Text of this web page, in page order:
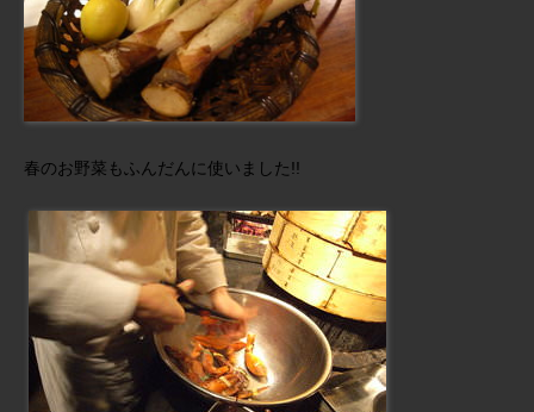
春のお野菜もふんだんに使いました!!